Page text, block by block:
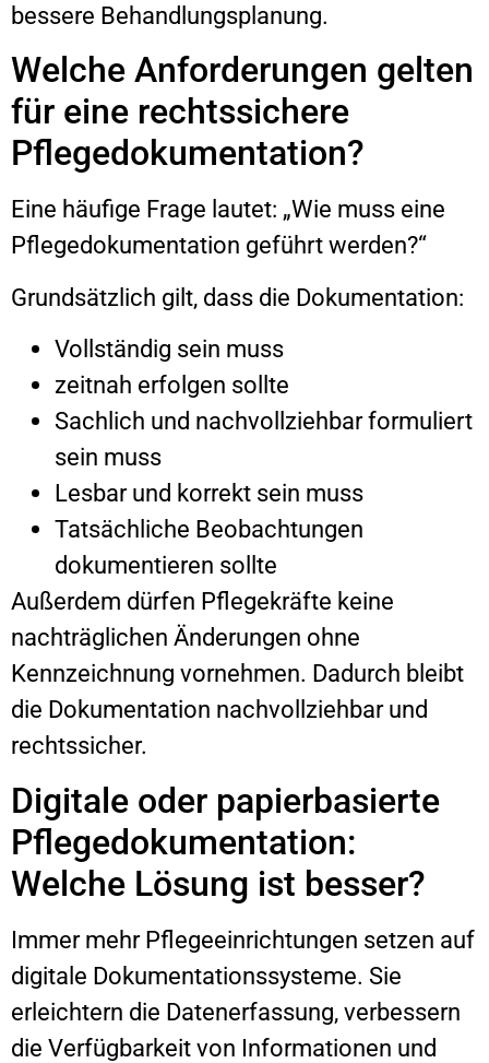
bessere Behandlungsplanung.
Welche Anforderungen gelten
für eine rechtssichere
Pflegedokumentation?
Eine häufige Frage lautet: „Wie muss eine
Pflegedokumentation geführt werden?“
Grundsätzlich gilt, dass die Dokumentation:
Vollständig sein muss
zeitnah erfolgen sollte
Sachlich und nachvollziehbar formuliert
sein muss
Lesbar und korrekt sein muss
Tatsächliche Beobachtungen
dokumentieren sollte
Außerdem dürfen Pflegekräfte keine
nachträglichen Änderungen ohne
Kennzeichnung vornehmen. Dadurch bleibt
die Dokumentation nachvollziehbar und
rechtssicher.
Digitale oder papierbasierte
Pflegedokumentation:
Welche Lösung ist besser?
Immer mehr Pflegeeinrichtungen setzen auf
digitale Dokumentationssysteme. Sie
erleichtern die Datenerfassung, verbessern
die Verfügbarkeit von Informationen und